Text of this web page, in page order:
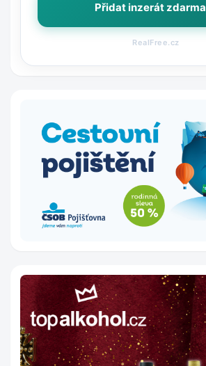
Přidat inzerát zdarma
RealFree.cz